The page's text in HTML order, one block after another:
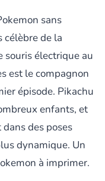
sans
célèbre de la
souris électrique au
est le compagnon
épisode. Pikachu
enfants, et
des poses
dynamique. Un
à imprimer.